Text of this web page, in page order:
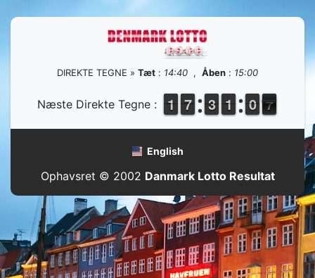
DIREKTE TEGNE » Tæt : 14:40 , Åben : 15:00
Næste Direkte Tegne : 1
1
1
1 6
6
7
7 2
2
3
3 1
1
1
1 1
0
0 7
6
6
English
Ophavsret © 2002 Danmark Lotto Resultat